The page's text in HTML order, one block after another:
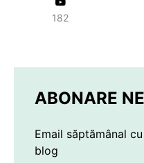
182
ABONARE
Email săptămânal
blog